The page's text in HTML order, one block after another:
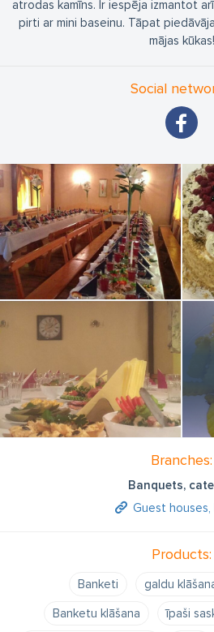
atrodas kamīns. Ir iespēja izmantot
pirti ar mini baseinu. Tāpat
mājas kūkas!
Social
Branches:
Banquets,
Guest
Products:
Banketi galdu
Banketu klāšana
īpaši